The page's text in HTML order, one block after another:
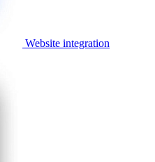
Website integration